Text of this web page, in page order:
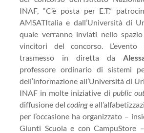
INAF, “C’è posta per E.T.”
AMSATItalia e dall’Università di
quale verranno inviati nello
vincitori del concorso.
trasmesso in diretta da
professore ordinario di sistemi
dell’informazione all’Università di
INAF in molte iniziative di public
diffusione del codinge
per l’occasione ha organizzato –
Giunti Scuola e con CampuStore